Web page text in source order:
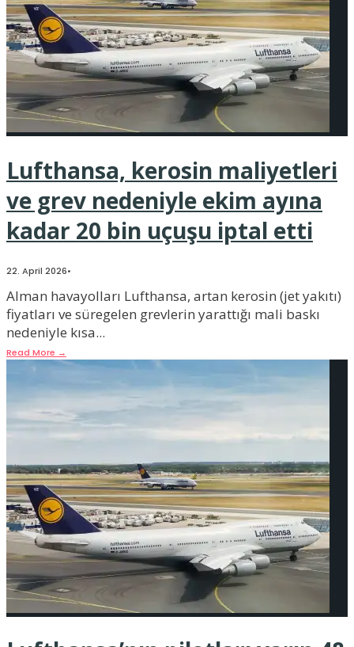
Lufthansa, kerosin maliyetleri
ve grev nedeniyle ekim ayına
kadar 20 bin uçuşu iptal etti
22. April 2026•
Alman havayolları Lufthansa, artan kerosin (jet yakıtı)
fiyatları ve süregelen grevlerin yarattığı mali baskı
nedeniyle kısa...
Read More →